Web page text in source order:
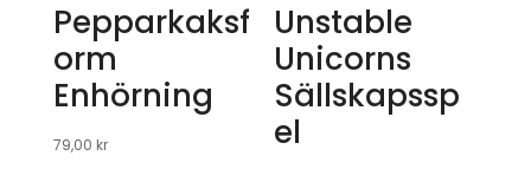
Pepparkaksf
orm
Enhörning
79,00 kr
Unstable
Unicorns
Sällskapssp
el